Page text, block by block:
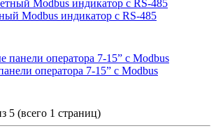
Modbus индикатор с RS-485
оператора 7-15” с Modbus
5 (всего 1 страниц)